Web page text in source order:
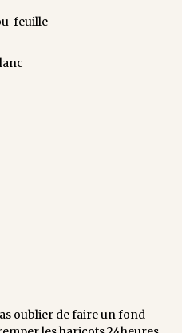
feuille
oublier de faire un fond